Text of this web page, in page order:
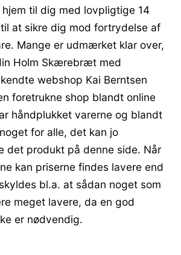
hjem til dig med lovpligtige 14
at sikre dig mod fortrydelse af
Mange er udmærket klar over,
Holm Skærebræt med
webshop Kai Berntsen
foretrukne shop blandt online
håndplukket varerne og blandt
for alle, det kan jo
det produkt på denne side. Når
kan priserne findes lavere end
bl.a. at sådan noget som
meget lavere, da en god
er nødvendig.